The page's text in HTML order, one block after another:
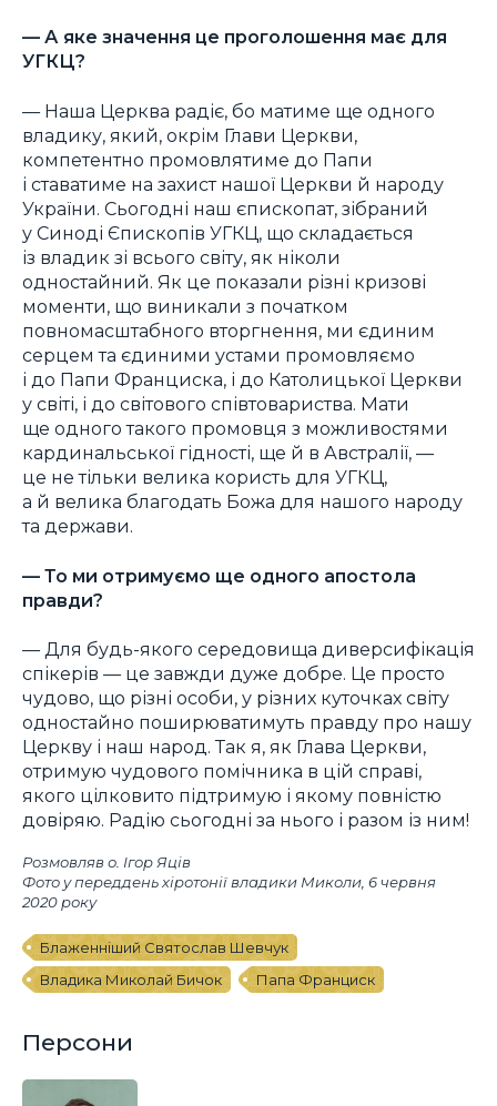
— А яке значення це проголошення має для
УГКЦ?
— Наша Церква радіє, бо матиме ще одного
владику, який, окрім Глави Церкви,
компетентно промовлятиме до Папи
і ставатиме на захист нашої Церкви й народу
України. Сьогодні наш єпископат, зібраний
у Синоді Єпископів УГКЦ, що складається
із владик зі всього світу, як ніколи
одностайний. Як це показали різні кризові
моменти, що виникали з початком
повномасштабного вторгнення, ми єдиним
серцем та єдиними устами промовляємо
і до Папи Франциска, і до Католицької Церкви
у світі, і до світового співтовариства. Мати
ще одного такого промовця з можливостями
кардинальської гідності, ще й в Австралії, —
це не тільки велика користь для УГКЦ,
а й велика благодать Божа для нашого народу
та держави.
— То ми отримуємо ще одного апостола
правди?
— Для будь-якого середовища диверсифікація
спікерів — це завжди дуже добре. Це просто
чудово, що різні особи, у різних куточках світу
одностайно поширюватимуть правду про нашу
Церкву і наш народ. Так я, як Глава Церкви,
отримую чудового помічника в цій справі,
якого цілковито підтримую і якому повністю
довіряю. Радію сьогодні за нього і разом із ним!
Розмовляв о. Ігор Яців
Фото у переддень хіротонії владики Миколи, 6 червня
2020 року
Блаженніший Святослав Шевчук
Владика Миколай Бичок
Папа Франциск
Персони